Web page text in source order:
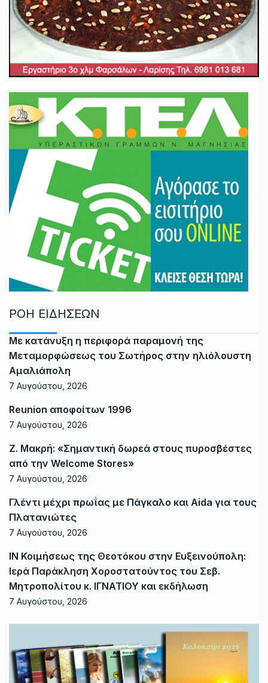
ΡΟΗ ΕΙΔΗΣΕΩΝ
Με κατάνυξη η περιφορά παραμονή της
Μεταμορφώσεως του Σωτήρος στην ηλιόλουστη
Αμαλιάπολη
7 Αυγούστου, 2026
Reunion αποφοίτων 1996
7 Αυγούστου, 2026
Ζ. Μακρή: «Σημαντική δωρεά στους πυροσβέστες
από την Welcome Stores»
7 Αυγούστου, 2026
Γλέντι μέχρι πρωΐας με Πάγκαλο και Aida για τους
Πλατανιώτες
7 Αυγούστου, 2026
ΙΝ Κοιμήσεως της Θεοτόκου στην Ευξεινούπολη:
Ιερά Παράκληση Χοροστατούντος του Σεβ.
Μητροπολίτου κ. ΙΓΝΑΤΙΟΥ και εκδήλωση
7 Αυγούστου, 2026